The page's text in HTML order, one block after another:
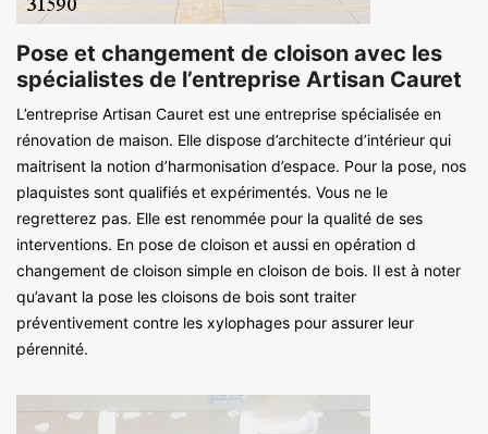
Pose et changement de cloison avec les
spécialistes de l’entreprise Artisan Cauret
L’entreprise Artisan Cauret est une entreprise spécialisée en
rénovation de maison. Elle dispose d’architecte d’intérieur qui
maitrisent la notion d’harmonisation d’espace. Pour la pose, nos
plaquistes sont qualifiés et expérimentés. Vous ne le
regretterez pas. Elle est renommée pour la qualité de ses
interventions. En pose de cloison et aussi en opération d
changement de cloison simple en cloison de bois. Il est à noter
qu’avant la pose les cloisons de bois sont traiter
préventivement contre les xylophages pour assurer leur
pérennité.